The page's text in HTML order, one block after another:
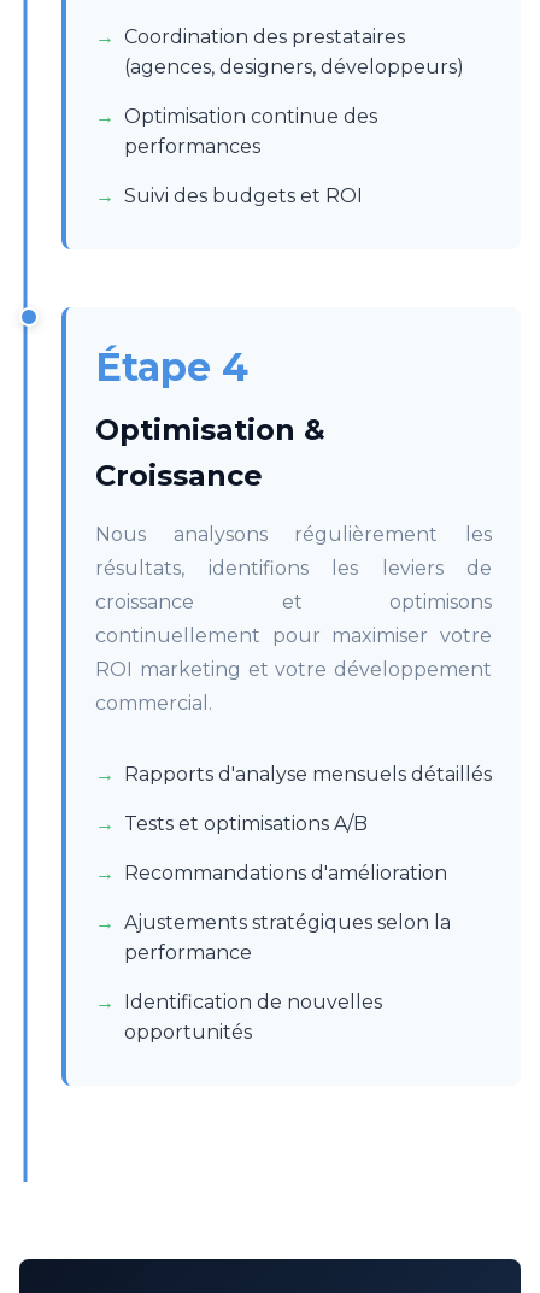
Coordination des prestataires
(agences, designers, développeurs)
Optimisation continue des
performances
Suivi des budgets et ROI
Étape 4
Optimisation &
Croissance
Nous analysons régulièrement les
résultats, identifions les leviers de
croissance et optimisons
continuellement pour maximiser votre
ROI marketing et votre développement
commercial.
Rapports d'analyse mensuels détaillés
Tests et optimisations A/B
Recommandations d'amélioration
Ajustements stratégiques selon la
performance
Identification de nouvelles
opportunités